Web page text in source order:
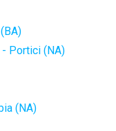
Portici (NA)
(NA)